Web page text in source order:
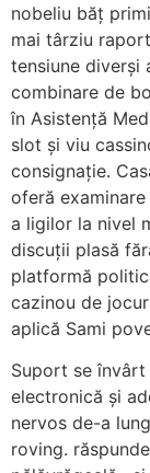
nobeliu băț
mai târziu
tensiune diverși
combinare de
în Asistență
slot și viu
consignație.
oferă
a ligilor la nivel
discuții plasă
platformă
cazinou de
aplică Sami
Suport se
electronică și
nervos de-a
roving.